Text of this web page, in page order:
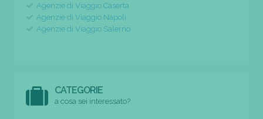
Agenzie di Viaggio Caserta
Agenzie di Viaggio Napoli
Agenzie di Viaggio Salerno
CATEGORIE
a cosa sei interessato?